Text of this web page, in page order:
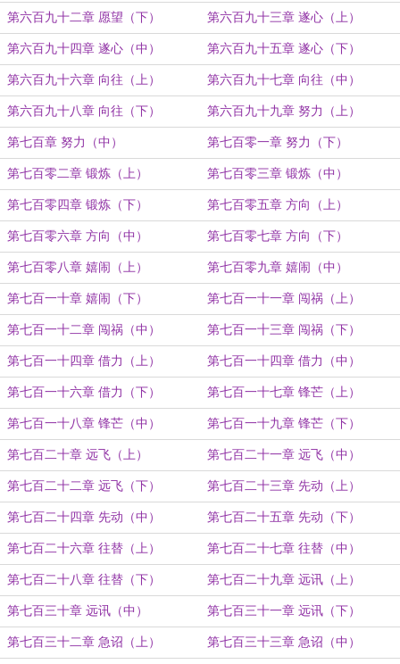
第六百九十二章 愿望（下） 第六百九十三章 遂心（上）
第六百九十四章 遂心（中） 第六百九十五章 遂心（下）
第六百九十六章 向往（上） 第六百九十七章 向往（中）
第六百九十八章 向往（下） 第六百九十九章 努力（上）
第七百章 努力（中） 第七百零一章 努力（下）
第七百零二章 锻炼（上） 第七百零三章 锻炼（中）
第七百零四章 锻炼（下） 第七百零五章 方向（上）
第七百零六章 方向（中） 第七百零七章 方向（下）
第七百零八章 嬉闹（上） 第七百零九章 嬉闹（中）
第七百一十章 嬉闹（下） 第七百一十一章 闯祸（上）
第七百一十二章 闯祸（中） 第七百一十三章 闯祸（下）
第七百一十四章 借力（上） 第七百一十四章 借力（中）
第七百一十六章 借力（下） 第七百一十七章 锋芒（上）
第七百一十八章 锋芒（中） 第七百一十九章 锋芒（下）
第七百二十章 远飞（上） 第七百二十一章 远飞（中）
第七百二十二章 远飞（下） 第七百二十三章 先动（上）
第七百二十四章 先动（中） 第七百二十五章 先动（下）
第七百二十六章 往替（上） 第七百二十七章 往替（中）
第七百二十八章 往替（下） 第七百二十九章 远讯（上）
第七百三十章 远讯（中） 第七百三十一章 远讯（下）
第七百三十二章 急诏（上） 第七百三十三章 急诏（中）